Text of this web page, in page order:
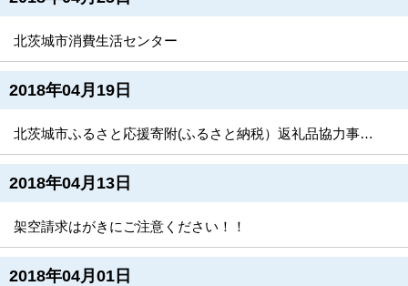
北茨城市消費生活センター
2018年04月19日
北茨城市ふるさと応援寄附(ふるさと納税）返礼品協力事業者の募集について
2018年04月13日
架空請求はがきにご注意ください！！
2018年04月01日